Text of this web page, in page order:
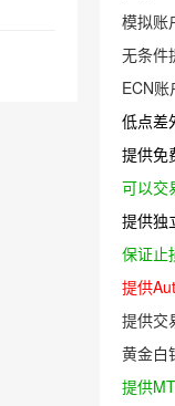
模拟账
无条件
ECN
低点差
提供免
可以交
提供独
保证止
提供
提供交
黄金白
提供